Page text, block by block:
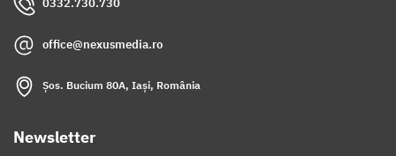
0332.730.730
office@nexusmedia.ro
Șos. Bucium 80A, Iași, România
Newsletter